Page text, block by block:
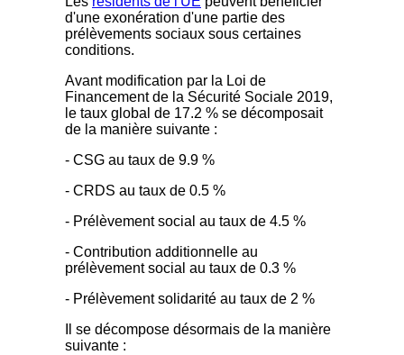
d'une exonération d'une partie des
prélèvements sociaux sous certaines
conditions.
Avant modification par la Loi de
Financement de la Sécurité Sociale 2019,
le taux global de 17.2 % se décomposait
de la manière suivante :
- CSG au taux de 9.9 %
- CRDS au taux de 0.5 %
- Prélèvement social au taux de 4.5 %
- Contribution additionnelle au
prélèvement social au taux de 0.3 %
- Prélèvement solidarité au taux de 2 %
Il se décompose désormais de la manière
suivante :